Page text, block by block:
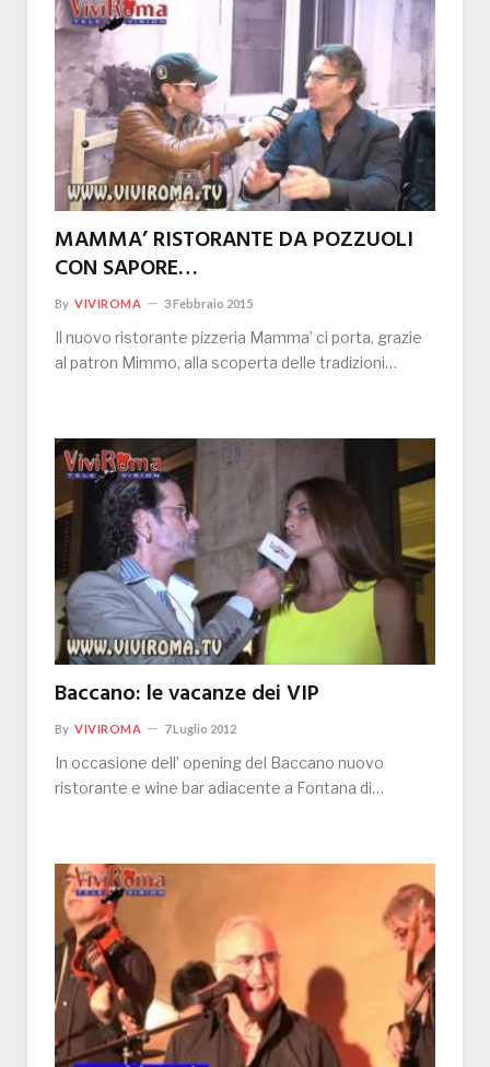
MAMMA’ RISTORANTE DA POZZUOLI
CON SAPORE…
By VIVIROMA 3 Febbraio 2015
Il nuovo ristorante pizzeria Mamma’ ci porta, grazie
al patron Mimmo, alla scoperta delle tradizioni…
Baccano: le vacanze dei VIP
By VIVIROMA 7 Luglio 2012
In occasione dell’ opening del Baccano nuovo
ristorante e wine bar adiacente a Fontana di…